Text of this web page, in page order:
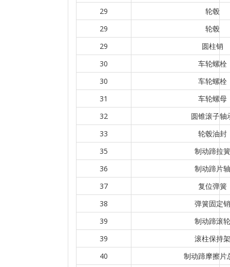
29
轮毂
29
轮毂
29
圆柱销
30
车轮螺栓
30
车轮螺栓
31
车轮螺母
32
圆锥滚子轴
33
轮毂油封
35
制动蹄拉簧
36
制动蹄片轴
37
复位弹簧
38
弹簧固定销
39
制动蹄滚轮
39
滚柱保持架
40
制动蹄摩擦片